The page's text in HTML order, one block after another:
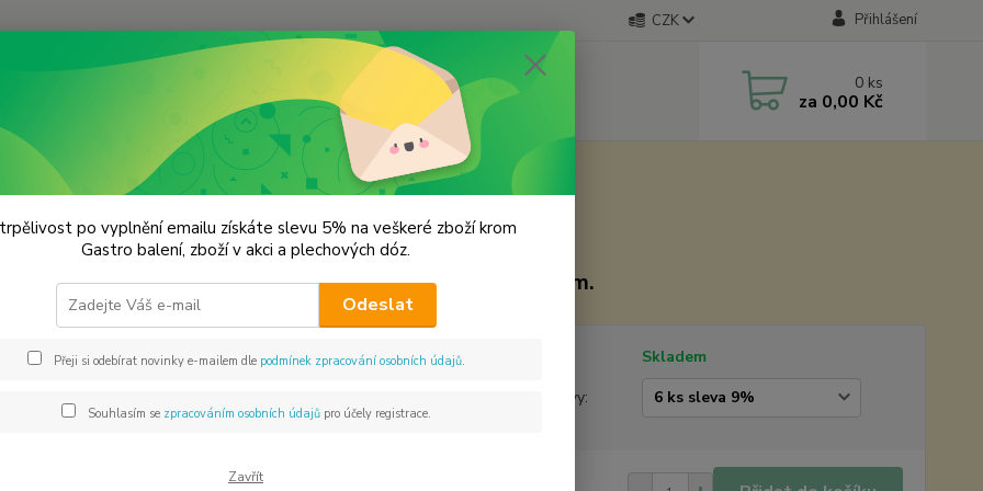
CZK Přihlášení
0 ks
za 0,00 Kč
Plechové dózy - kořenky Čajová plechovka - bílá Jin jang
plechovka - bílá Jin jang
55x55x81 mm.
Skladem
Množstevní slevy:
po vyplnění emailu získáte slevu 5% na veškeré zboží krom
Gastro balení, zboží v akci a plechových dóz.
Odeslat
Přeji si odebírat novinky e-mailem dle podmínek zpracování osobních údajů.
Souhlasím se zpracováním osobních údajůpro účely registrace.
Zavřít